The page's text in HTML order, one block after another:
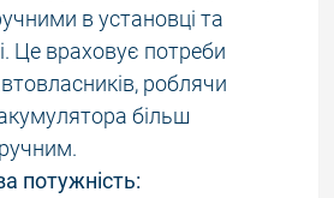
в установці та
Це враховує потреби
роблячи
більш
потужність: